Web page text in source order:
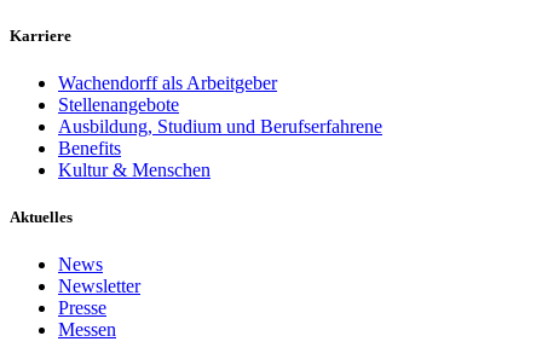
Karriere
Wachendorff als Arbeitgeber
Stellenangebote
Ausbildung, Studium und Berufserfahrene
Benefits
Kultur & Menschen
Aktuelles
News
Newsletter
Presse
Messen